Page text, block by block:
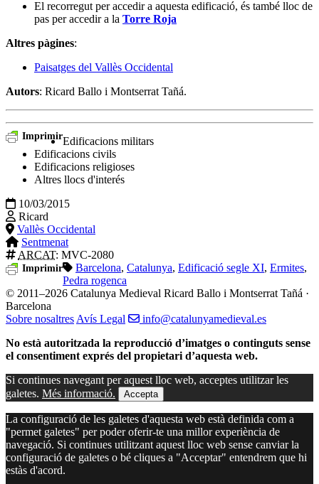
El recorregut per accedir a aquesta edificació, és també lloc de
pas per accedir a la Torre Roja
Altres pàgines:
Paisatges del Vallès Occidental
Autors: Ricard Ballo i Montserrat Tañá.
ImprimirEdificacions militars
Edificacions civils
Edificacions religioses
Altres llocs d'interés
10/03/2015
Ricard
Vallès Occidental
Sentmenat
ARCAT: MVC-2080
Imprimir Barcelona, Catalunya, Edificació segle XI, Ermites,
Pedra rogenca
© 2011–2026 Catalunya Medieval Ricard Ballo i Montserrat Tañá ·
Barcelona
Sobre nosaltres Avís Legal
info@catalunyamedieval.es
No està autoritzada la reproducció d’imatges o continguts sense
el consentiment exprés del propietari d’aquesta web.
Si continues navegant per aquest lloc web, acceptes utilitzar les
galetes. Més informació. Accepta
La configuració de les galetes d'aquesta web està definida com a
"permet galetes" per poder oferir-te una millor experiència de
navegació. Si continues utilitzant aquest lloc web sense canviar la
configuració de galetes o bé cliques a "Acceptar" entendrem que hi
estàs d'acord.